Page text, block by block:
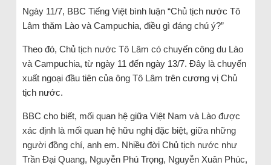
Ngày 11/7, BBC Tiếng Việt bình luận “Chủ tịch nước Tô
Lâm thăm Lào và Campuchia, điều gì đáng chú ý?”
Theo đó, Chủ tịch nước Tô Lâm có chuyến công du Lào
và Campuchia, từ ngày 11 đến ngày 13/7. Đây là chuyến
xuất ngoại đầu tiên của ông Tô Lâm trên cương vị Chủ
tịch nước.
BBC cho biết, mối quan hệ giữa Việt Nam và Lào được
xác định là mối quan hệ hữu nghị đặc biệt, giữa những
người đồng chí, anh em. Nhiều đời Chủ tịch nước như
Trần Đại Quang, Nguyễn Phú Trọng, Nguyễn Xuân Phúc,